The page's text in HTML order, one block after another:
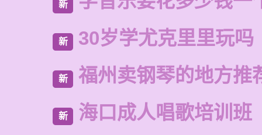
新
新 30岁学尤克里里玩吗
新 福州卖钢琴的地方推
新 海口成人唱歌培训班